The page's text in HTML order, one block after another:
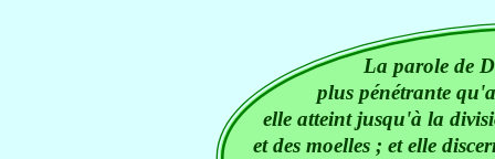
La parole de
plus pénétrante
elle atteint jusqu'à la
et des moelles ; et elle